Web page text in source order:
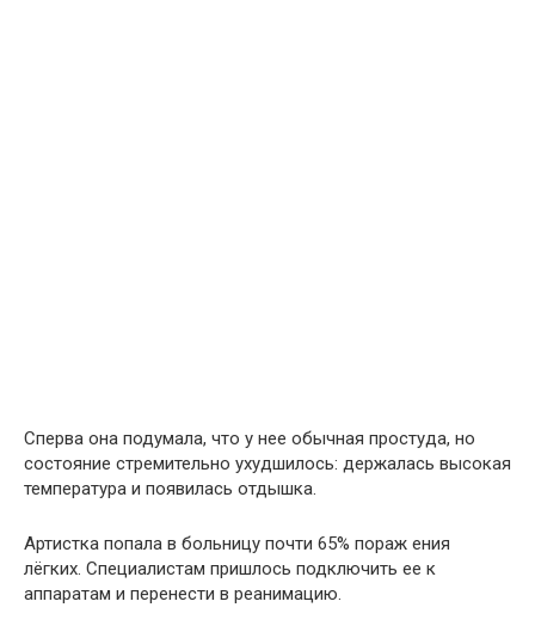
Сперва она подумала, что у нее обычная простуда, но
состояние стремительно ухудшилось: держалась высокая
температура и появилась отдышка.
Артистка попала в больницу почти 65% пораж ения
лёгких. Специалистам пришлось подключить ее к
аппаратам и перенести в реанимацию.